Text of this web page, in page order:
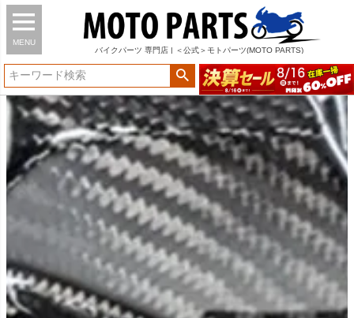
MENU
バイク パーツ 専門店 | ＜公式＞モトパーツ(MOTO PARTS)